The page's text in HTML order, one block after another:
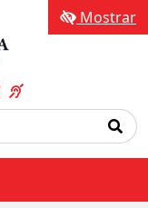
Mostrar